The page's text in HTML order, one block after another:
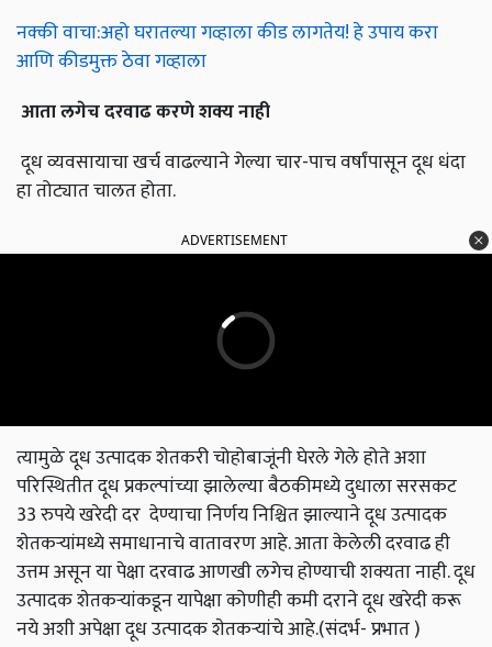
नक्की वाचा:अहो घरातल्या गव्हाला कीड लागतेय! हे उपाय करा
आणि कीडमुक्त ठेवा गव्हाला
आतालगेचदरवाढकरणेशक्यनाही
दूध व्यवसायाचा खर्च वाढल्याने गेल्या चार-पाच वर्षांपासून दूध धंदा
हा तोट्यात चालत होता.
ADVERTISEMENT
त्यामुळे दूध उत्पादक शेतकरी चोहोबाजूंनी घेरले गेले होते अशा
परिस्थितीत दूध प्रकल्पांच्या झालेल्या बैठकीमध्ये दुधाला सरसकट
33 रुपये खरेदी दर देण्याचा निर्णय निश्चित झाल्याने दूध उत्पादक
शेतकऱ्यांमध्ये समाधानाचे वातावरण आहे. आता केलेली दरवाढ ही
उत्तम असून या पेक्षा दरवाढ आणखी लगेच होण्याची शक्यता नाही. दूध
उत्पादक शेतकऱ्यांकडून यापेक्षा कोणीही कमी दराने दूध खरेदी करू
नये अशी अपेक्षा दूध उत्पादक शेतकऱ्यांचे आहे.(संदर्भ- प्रभात )